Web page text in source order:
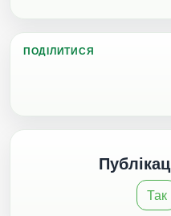
ПОДІЛИТИСЯ
Так